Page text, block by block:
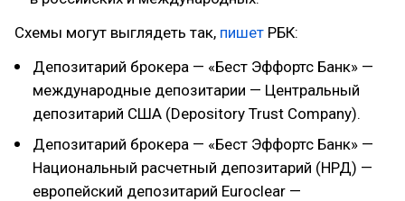
Схемы могут выглядеть так, пишет РБК:
Депозитарий брокера — «Бест Эффортс Банк» —
международные депозитарии — Центральный
депозитарий США (Depository Trust Company).
Депозитарий брокера — «Бест Эффортс Банк» —
Национальный расчетный депозитарий (НРД) —
европейский депозитарий Euroclear —